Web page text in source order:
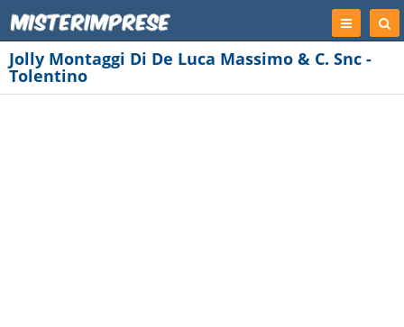
Registrati
Jolly Montaggi Di De Luca Massimo & C. Snc -
Tolentino